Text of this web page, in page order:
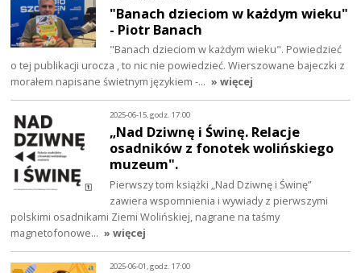
"Banach dzieciom w każdym wieku"
- Piotr Banach
"Banach dzieciom w każdym wieku". Powiedzieć
o tej publikacji urocza , to nic nie powiedzieć. Wierszowane bajeczki z
morałem napisane świetnym językiem -… » więcej
2025-06-15, godz. 17:00
„Nad Dziwnę i Świnę. Relacje
osadników z fonotek wolińskiego
muzeum".
Pierwszy tom książki „Nad Dziwnę i Świnę”
zawiera wspomnienia i wywiady z pierwszymi
polskimi osadnikami Ziemi Wolińskiej, nagrane na taśmy
magnetofonowe… » więcej
2025-06-01, godz. 17:00